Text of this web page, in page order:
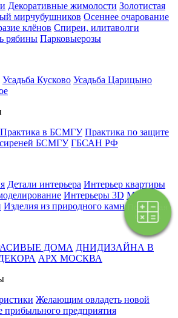
Поэтапная
оплата
Декоративные жимолости Золотистая
мирчубушников Осеннее очарование
клёнов Спиреи, илитаволги
рябины Парковыерозы
Усадьба Кусково Усадьба Царицыно
Практика в БСМГУ Практика по защите
БСМГУ ГБСАН РФ
Детали интерьера Интерьер квартиры
Интерьеры 3D Мебель
Изделия из природного камня
Текстиль
ДОМА ДНИДИЗАЙНА В
АРХ МОСКВА
Желающим овладеть новой
прибыльного предприятия